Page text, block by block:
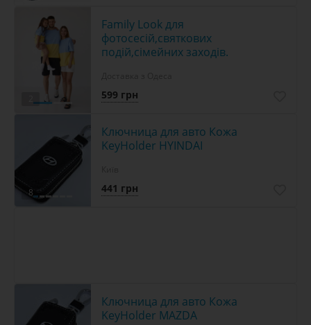
Family Look для
фотосесій,святкових
подій,сімейних заходів.
599 грн
8
Ключница для авто Кожа
KeyHolder HYINDAI
441 грн
Ключница для авто Кожа
KeyHolder MAZDA